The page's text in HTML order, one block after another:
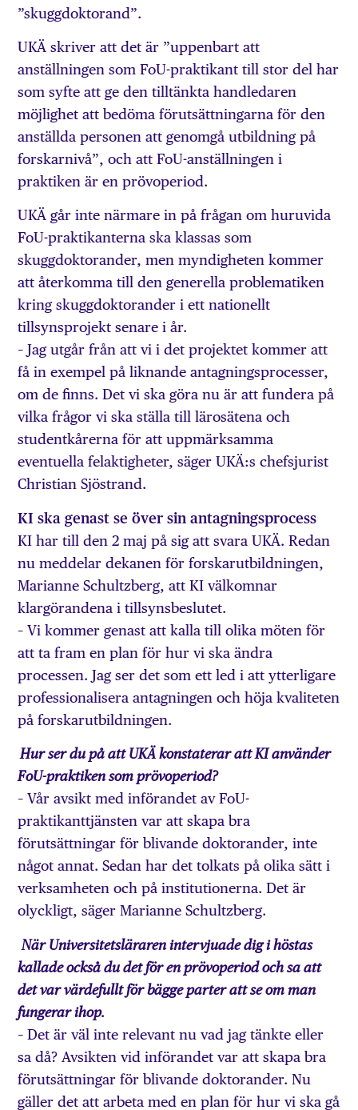
”skuggdoktorand”.
UKÄ skriver att det är ”uppenbart att
anställningen som FoU-praktikant till stor del har
som syfte att ge den tilltänkta handledaren
möjlighet att bedöma förutsättningarna för den
anställda personen att genomgå utbildning på
forskarnivå”, och att FoU-anställningen i
praktiken är en prövoperiod.
UKÄ går inte närmare in på frågan om huruvida
FoU-praktikanterna ska klassas som
skuggdoktorander, men myndigheten kommer
att återkomma till den generella problematiken
kring skuggdoktorander i ett nationellt
tillsynsprojekt senare i år.
– Jag utgår från att vi i det projektet kommer att
få in exempel på liknande antagningsprocesser,
om de finns. Det vi ska göra nu är att fundera på
vilka frågor vi ska ställa till lärosätena och
studentkårerna för att uppmärksamma
eventuella felaktigheter, säger UKÄ:s chefsjurist
Christian Sjöstrand.
KI ska genast se över sin antagningsprocess
KI har till den 2 maj på sig att svara UKÄ. Redan
nu meddelar dekanen för forskarutbildningen,
Marianne Schultzberg, att KI välkomnar
klargörandena i tillsynsbeslutet.
– Vi kommer genast att kalla till olika möten för
att ta fram en plan för hur vi ska ändra
processen. Jag ser det som ett led i att ytterligare
professionalisera antagningen och höja kvaliteten
på forskarutbildningen.
Hur ser du på att UKÄ konstaterar att KI använder
FoU-praktiken som prövoperiod?
– Vår avsikt med införandet av FoU-
praktikanttjänsten var att skapa bra
förutsättningar för blivande doktorander, inte
något annat. Sedan har det tolkats på olika sätt i
verksamheten och på institutionerna. Det är
olyckligt, säger Marianne Schultzberg.
När Universitetsläraren intervjuade dig i höstas
kallade också du det för en prövoperiod och sa att
det var värdefullt för bägge parter att se om man
fungerar ihop.
– Det är väl inte relevant nu vad jag tänkte eller
sa då? Avsikten vid införandet var att skapa bra
förutsättningar för blivande doktorander. Nu
gäller det att arbeta med en plan för hur vi ska gå